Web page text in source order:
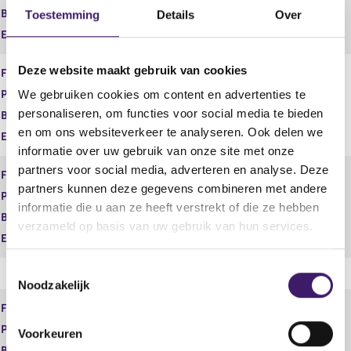
Toestemming Details Over
Deze website maakt gebruik van cookies
We gebruiken cookies om content en advertenties te
personaliseren, om functies voor social media te bieden
en om ons websiteverkeer te analyseren. Ook delen we
informatie over uw gebruik van onze site met onze
partners voor social media, adverteren en analyse. Deze
partners kunnen deze gegevens combineren met andere
informatie die u aan ze heeft verstrekt of die ze hebben
verzameld op basis van uw gebruik van hun services.
e
s
t
Noodzakelijk
Voorkeuren
Begindatum
16 apr 2020
Einddatum
Financiële dienst
Adviseren
Product
Vermogen
Begindatum
16 apr 2020
Einddatum
Financiële dienst
Adviseren
Product
Zorgverzekeringen
Begindatum
Einddatum
Financiële dienst
Product